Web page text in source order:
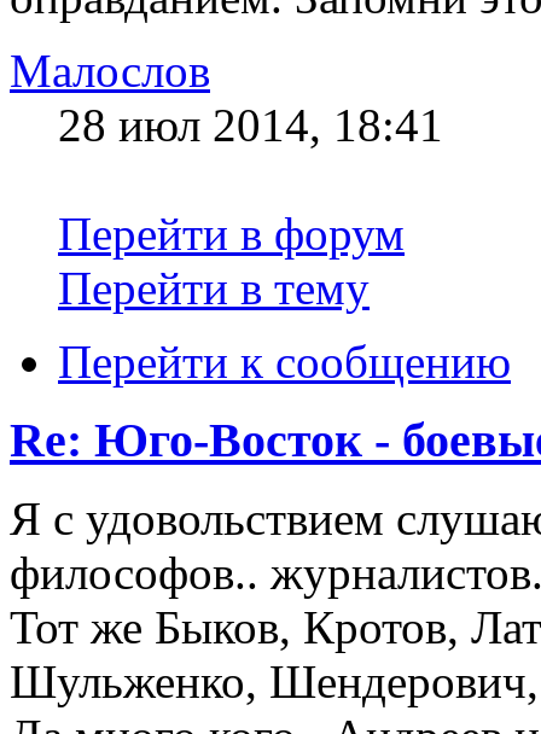
Малослов
28 июл 2014, 18:41
Перейти в форум
Перейти в тему
Перейти к сообщению
Re: Юго-Восток -
Я с удовольствием
философов..
Тот же Быков, Кротов,
Шульженко,